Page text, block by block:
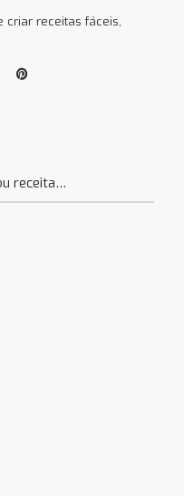
criar receitas fáceis,